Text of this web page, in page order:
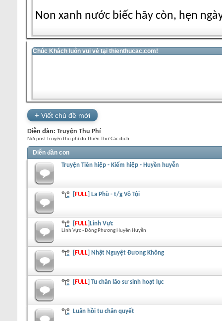
Non xanh nước biếc hãy còn, hẹn
Chúc Khách luôn vui vẻ tại thienthucac.com!
+ Viết chủ đề mới
Diễn đàn: Truyện Thu Phí
Nơi post truyện thu phí do Thiên Thư Các dịch
Diễn đàn con
Truyện Tiên hiệp - Kiếm hiệp - Huyền huyễn
[ FULL] La Phù - t/g Vô Tội
[ FULL]Linh Vực
Linh Vực - Đông Phương Huyền Huyễn
[ FULL] Nhật Nguyệt Đương Không
[ FULL] Tu chân lão sư sinh hoạt lục
Luân hồi tu chân quyết